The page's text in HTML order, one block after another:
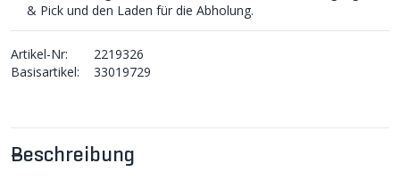
Beschreibung
& Pick und den Laden für die Abholung.
Artikel-Nr:
2219326
Basisartikel:
33019729